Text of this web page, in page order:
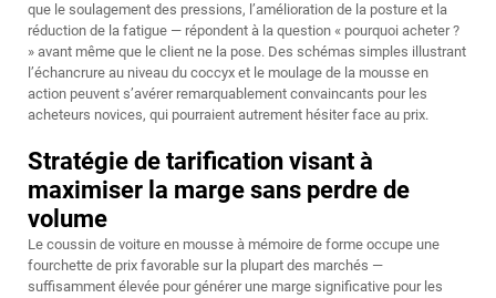
que le soulagement des pressions, l’amélioration de la posture et la
réduction de la fatigue — répondent à la question « pourquoi acheter ?
» avant même que le client ne la pose. Des schémas simples illustrant
l’échancrure au niveau du coccyx et le moulage de la mousse en
action peuvent s’avérer remarquablement convaincants pour les
acheteurs novices, qui pourraient autrement hésiter face au prix.
Stratégie de tarification visant à
maximiser la marge sans perdre de
volume
Le coussin de voiture en mousse à mémoire de forme occupe une
fourchette de prix favorable sur la plupart des marchés —
suffisamment élevée pour générer une marge significative pour les